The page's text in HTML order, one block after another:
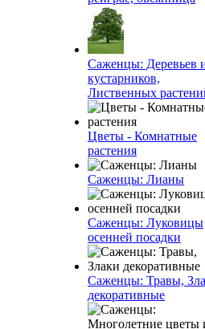
Саженцы: Деревьев
кустарников,
Лиственных
Цветы - Комнатные
растения
Саженцы: Лианы
Саженцы: Луковицы
осенней посадки
Саженцы: Травы,
декоративные